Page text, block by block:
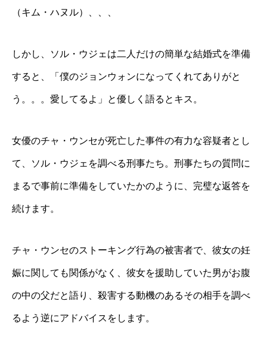
（キム・ハヌル）、、、
しかし、ソル・ウジェは二人だけの簡単な結婚式を準備
すると、「僕のジョンウォンになってくれてありがと
う。。。愛してるよ」と優しく語るとキス。
女優のチャ・ウンセが死亡した事件の有力な容疑者とし
て、ソル・ウジェを調べる刑事たち。刑事たちの質問に
まるで事前に準備をしていたかのように、完璧な返答を
続けます。
チャ・ウンセのストーキング行為の被害者で、彼女の妊
娠に関しても関係がなく、彼女を援助していた男がお腹
の中の父だと語り、殺害する動機のあるその相手を調べ
るよう逆にアドバイスをします。